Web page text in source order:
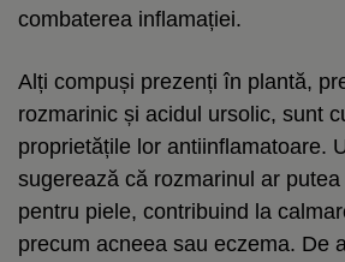
combaterea inflamației.
Alți compuși prezenți în plantă,
rozmarinic și acidul ursolic, sunt
proprietățile lor antiinflamatoare.
sugerează că rozmarinul ar
pentru piele, contribuind la
precum acneea sau eczema. De